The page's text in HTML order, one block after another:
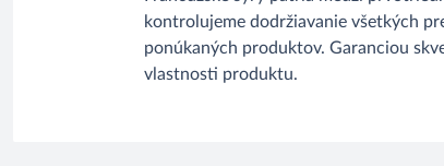
kontrolujeme dodržiavanie všetkých
ponúkaných produktov. Garanciou
vlastnosti produktu.